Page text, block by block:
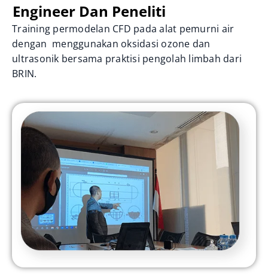
Engineer Dan Peneliti
Training permodelan CFD pada alat pemurni air
dengan menggunakan oksidasi ozone dan
ultrasonik bersama praktisi pengolah limbah dari
BRIN.